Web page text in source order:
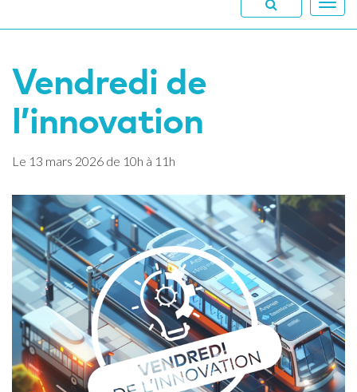
Vendredi de
l’innovation
Le 13 mars 2026 de 10h à 11h